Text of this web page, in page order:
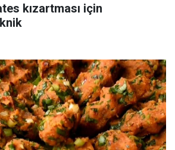
kızartması için